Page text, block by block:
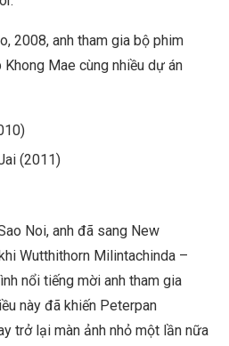
2008, anh tham gia bộ phim
Mae cùng nhiều dự án
(2011)
Noi, anh đã sang New
Wutthithorn Milintachinda –
nổi tiếng mời anh tham gia
này đã khiến Peterpan
trở lại màn ảnh nhỏ một lần nữa